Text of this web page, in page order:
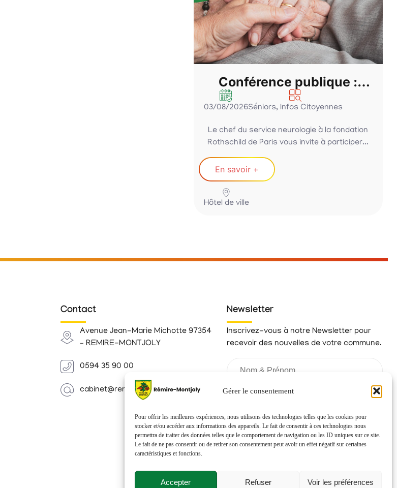
Gérer le consentement
Pour offrir les meilleures expériences, nous utilisons des technologies telles que les cookies pour
stocker et/ou accéder aux informations des appareils. Le fait de consentir à ces technologies nous
permettra de traiter des données telles que le comportement de navigation ou les ID uniques sur ce site.
Le fait de ne pas consentir ou de retirer son consentement peut avoir un effet négatif sur certaines
caractéristiques et fonctions.
Accepter Refuser Voir les préférences
Conférence publique :
Parkinson, bien bouger,
bien manger….. malgré la
maladie
03/08/2026Séniors, Infos Citoyennes
Le chef du service neurologie à la fondation
Rothschild de Paris vous invite à participer...
En savoir +
Hôtel de ville
Contact
Avenue Jean-Marie Michotte 97354
– REMIRE-MONTJOLY
0594 35 90 00
cabinet@remiremontjoly.fr
Newsletter
Inscrivez-vous à notre Newsletter pour
recevoir des nouvelles de votre commune.